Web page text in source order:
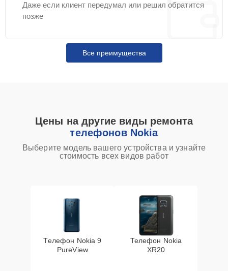
Даже если клиент передумал или решил обратится
позже
Все преимущества
Цены на другие виды ремонта
телефонов Nokia
Выберите модель вашего устройства и узнайте
стоимость всех видов работ
Телефон Nokia 9
PureView
Телефон Nokia
XR20